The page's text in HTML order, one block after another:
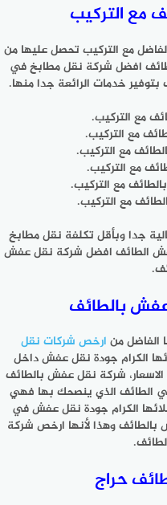
مع التركيب
مع التركيب تحصل عليها من
افضل شركة نقل مطابخ في
خدمات الرائعة جدا منها.
مع التركيب.
مع التركيب.
مع التركيب.
مع التركيب.
مع التركيب.
مع التركيب.
جدا وبأقل تكلفة نقل مطابخ
الطائف افضل شركة نقل عفش
بالطائف
الفاضل من ارخص شركات نقل
الكرام جودة نقل عفش داخل
الاسعار، شركة نقل عفش بالطائف
الطائف الذي ينصحك بها فهي
الكرام جودة نقل عفش في
وهذا لأنها ارخص شركة
حراج